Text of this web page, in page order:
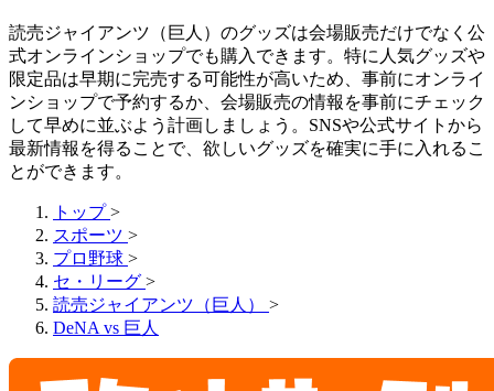
読売ジャイアンツ（巨人）のグッズは会場販売だけでなく公
式オンラインショップでも購入できます。特に人気グッズや
限定品は早期に完売する可能性が高いため、事前にオンライ
ンショップで予約するか、会場販売の情報を事前にチェック
して早めに並ぶよう計画しましょう。SNSや公式サイトから
最新情報を得ることで、欲しいグッズを確実に手に入れるこ
とができます。
トップ >
スポーツ >
プロ野球 >
セ・リーグ >
読売ジャイアンツ（巨人）
>
DeNA vs 巨人